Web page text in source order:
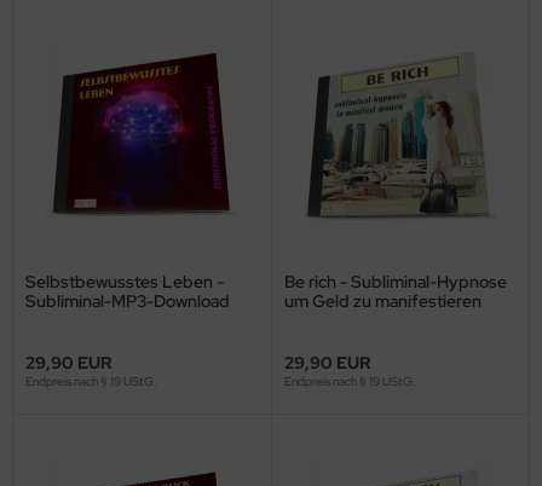
Selbstbewusstes Leben -
Subliminal-MP3-Download
29,90 EUR
Endpreis nach § 19 UStG.
Be rich - Subliminal-Hypnose
um Geld zu manifestieren
29,90 EUR
Endpreis nach § 19 UStG.